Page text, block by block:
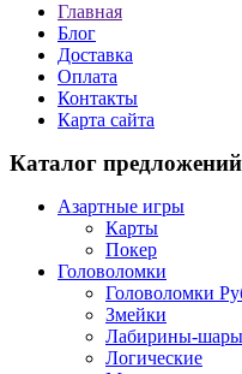
Главная
Блог
Доставка
Оплата
Контакты
Карта сайта
Каталог предложений
Азартные игры
Карты
Покер
Головоломки
Головоломки
Змейки
Лабирины-шары
Логические